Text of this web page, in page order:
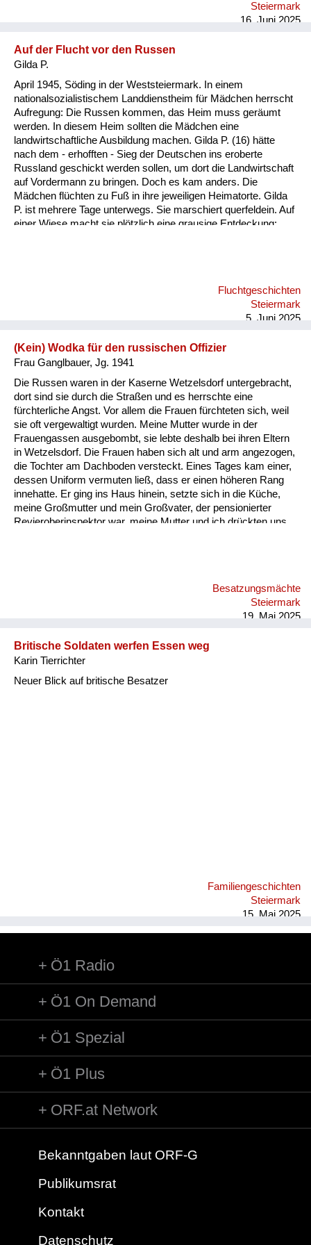
Steiermark
16. Juni 2025
Auf der Flucht vor den Russen
Gilda P.
April 1945, Söding in der Weststeiermark. In einem
nationalsozialistischem Landdienstheim für Mädchen herrscht
Aufregung: Die Russen kommen, das Heim muss geräumt
werden. In diesem Heim sollten die Mädchen eine
landwirtschaftliche Ausbildung machen. Gilda P. (16) hätte
nach dem - erhofften - Sieg der Deutschen ins eroberte
Russland geschickt werden sollen, um dort die Landwirtschaft
auf Vordermann zu bringen. Doch es kam anders. Die
Mädchen flüchten zu Fuß in ihre jeweiligen Heimatorte. Gilda
P. ist mehrere Tage unterwegs. Sie marschiert querfeldein. Auf
einer Wiese macht sie plötzlich eine grausige Entdeckung:
Fluchtgeschichten
Steiermark
5. Juni 2025
(Kein) Wodka für den russischen Offizier
Frau Ganglbauer, Jg. 1941
Die Russen waren in der Kaserne Wetzelsdorf untergebracht,
dort sind sie durch die Straßen und es herrschte eine
fürchterliche Angst. Vor allem die Frauen fürchteten sich, weil
sie oft vergewaltigt wurden. Meine Mutter wurde in der
Frauengassen ausgebombt, sie lebte deshalb bei ihren Eltern
in Wetzelsdorf. Die Frauen haben sich alt und arm angezogen,
die Tochter am Dachboden versteckt. Eines Tages kam einer,
dessen Uniform vermuten ließ, dass er einen höheren Rang
innehatte. Er ging ins Haus hinein, setzte sich in die Küche,
meine Großmutter und mein Großvater, der pensionierter
Revieroberinspektor war, meine Mutter und ich drückten uns
dann mit einem Glas zum Wasserhahn, fülle es mit Wasser
und stelle es vor ihn hin. Er hat so zu lachen begonnen,
Besatzungsmächte
Steiermark
19. Mai 2025
Britische Soldaten werfen Essen weg
Karin Tierrichter
Neuer Blick auf britische Besatzer
Familiengeschichten
Steiermark
15. Mai 2025
Ö1 Radio
Ö1 On Demand
Ö1 Spezial
Ö1 Plus
ORF.at Network
Bekanntgaben laut ORF-G
Publikumsrat
Kontakt
Datenschutz